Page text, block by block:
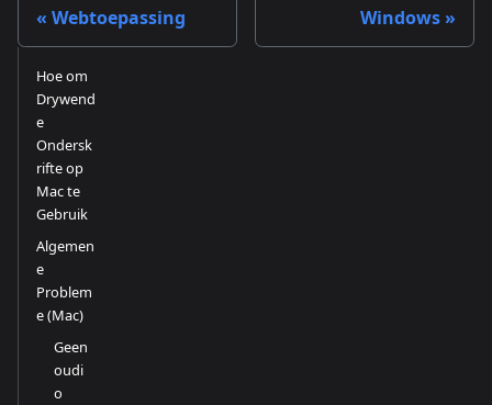
Webtoepassing Windows
Hoe om
Drywend
e
Ondersk
rifte op
Mac te
Gebruik
Algemen
e
Problem
e (Mac)
Geen
oudi
o